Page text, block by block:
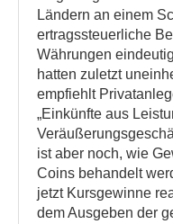
Ländern an einem
ertragssteuerliche
Währungen
hatten zuletzt
empfiehlt
„Einkünfte aus
ist aber noch, wie
Coins behandelt
jetzt Kursgewinne
dem Ausgeben der